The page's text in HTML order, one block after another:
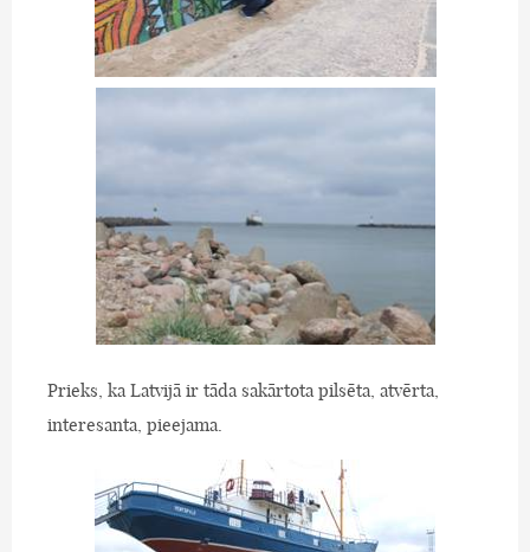
Prieks, ka Latvijā ir tāda sakārtota pilsēta, atvērta,
interesanta, pieejama.